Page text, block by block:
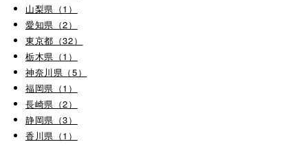
山梨県（1）
愛知県（2）
東京都（32）
栃木県（1）
神奈川県（5）
福岡県（1）
長崎県（2）
静岡県（3）
香川県（1）